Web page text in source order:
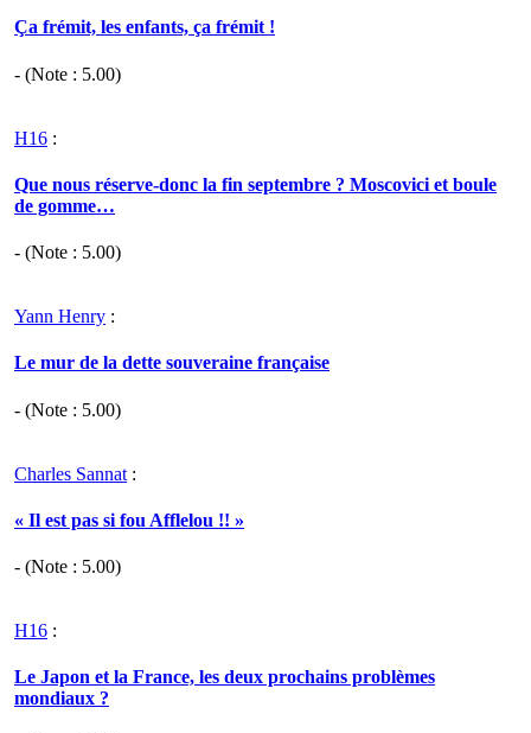
Ça frémit, les enfants, ça frémit !
- (Note : 5.00)
H16 :
Que nous réserve-donc la fin septembre ? Moscovici et boule
de gomme…
- (Note : 5.00)
Yann Henry :
Le mur de la dette souveraine française
- (Note : 5.00)
Charles Sannat :
« Il est pas si fou Afflelou !! »
- (Note : 5.00)
H16 :
Le Japon et la France, les deux prochains problèmes
mondiaux ?